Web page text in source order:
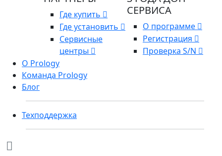
Где купить
Где установить
Сервисные
центры
СЕРВИСА
О программе
Регистрация
Проверка S/N
О Prology
Команда Prology
Блог
Техподдержка